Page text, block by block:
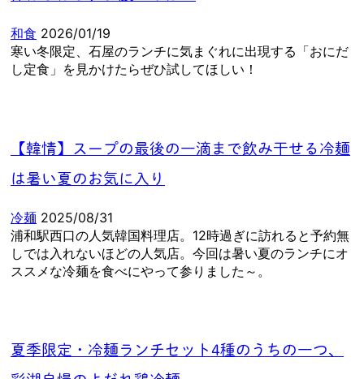
和食 2026/01/19
寒い冬限定、石屋のランチに気まぐれに出現する「おにだ
し定食」を見かけたらぜひ試してほしい！
【韓情】スープの最後の一滴まで飲み干せる冷麺
は暑い夏のお気に入り
冷麺 2025/08/31
浦和駅西口の人気韓国料理店。12時過ぎに訪れると予約無
しでは入れないほどの人気店。今回は暑い夏のランチにオ
ススメな冷麺を食べにやって参りました～。
夏季限定・冷麺ランチセット4種のうちの一つ、